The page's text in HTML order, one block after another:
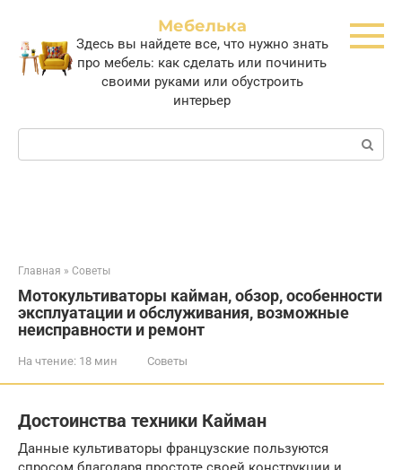
контенту
Мебелька
Здесь вы найдете все, что нужно знать
про мебель: как сделать или починить
своими руками или обустроить
интерьер
Поиск:
Главная » Советы
Мотокультиваторы кайман, обзор, особенности
эксплуатации и обслуживания, возможные
неисправности и ремонт
На чтение: 18 мин Советы
Достоинства техники Кайман
Данные культиваторы французские пользуются